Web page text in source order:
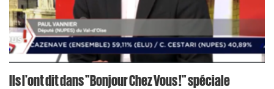
Ils l'ont dit dans "Bonjour Chez Vous !" spéciale